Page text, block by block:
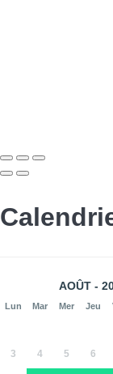
AOÛT -
Lun Mar Mer Jeu
3 4 5 6